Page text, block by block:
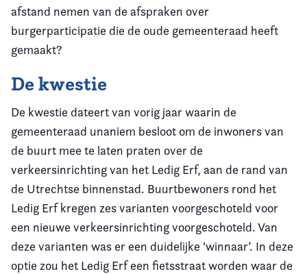
afstand nemen van de afspraken over
burgerparticipatie die de oude gemeenteraad heeft
gemaakt?
De kwestie
De kwestie dateert van vorig jaar waarin de
gemeenteraad unaniem besloot om de inwoners van
de buurt mee te laten praten over de
verkeersinrichting van het Ledig Erf, aan de rand van
de Utrechtse binnenstad. Buurtbewoners rond het
Ledig Erf kregen zes varianten voorgeschoteld voor
een nieuwe verkeersinrichting voorgeschoteld. Van
deze varianten was er een duidelijke ‘winnaar’. In deze
optie zou het Ledig Erf een fietsstraat worden waar de